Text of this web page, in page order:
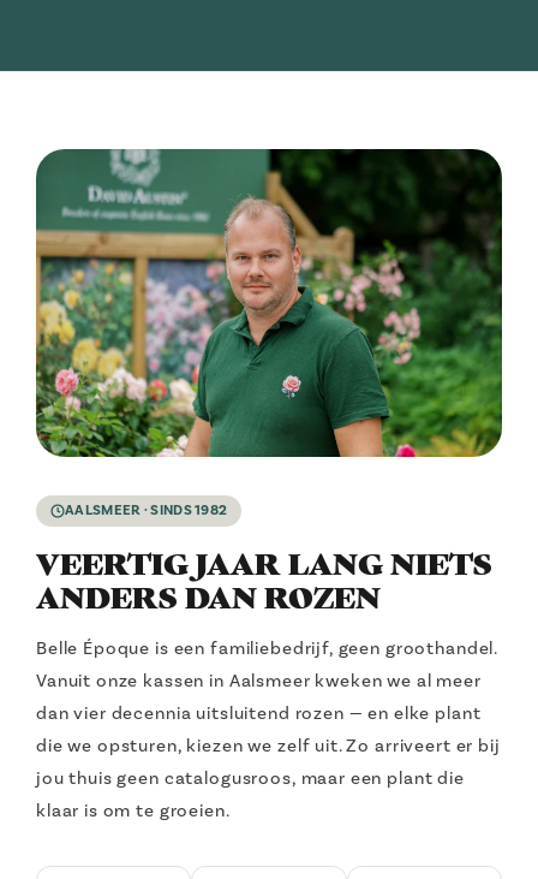
AALSMEER · SINDS 1982
VEERTIG JAAR LANG NIETS
ANDERS DAN ROZEN
Belle Époque is een familiebedrijf, geen groothandel.
Vanuit onze kassen in Aalsmeer kweken we al meer
dan vier decennia uitsluitend rozen — en elke plant
die we opsturen, kiezen we zelf uit. Zo arriveert er bij
jou thuis geen catalogusroos, maar een plant die
klaar is om te groeien.